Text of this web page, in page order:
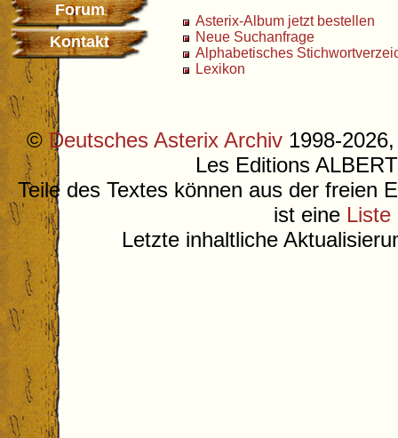
Forum
Kontakt
Asterix-Album jetzt bestellen
Neue Suchanfrage
Alphabetisches
Lexikon
©Deutsches Asterix Archiv 1998-
Les Editions
Teile des Textes können aus der freien
ist eine Liste
Letzte inhaltliche